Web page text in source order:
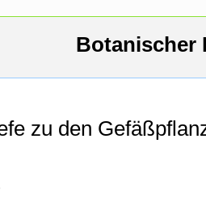
Botanischer
zu den